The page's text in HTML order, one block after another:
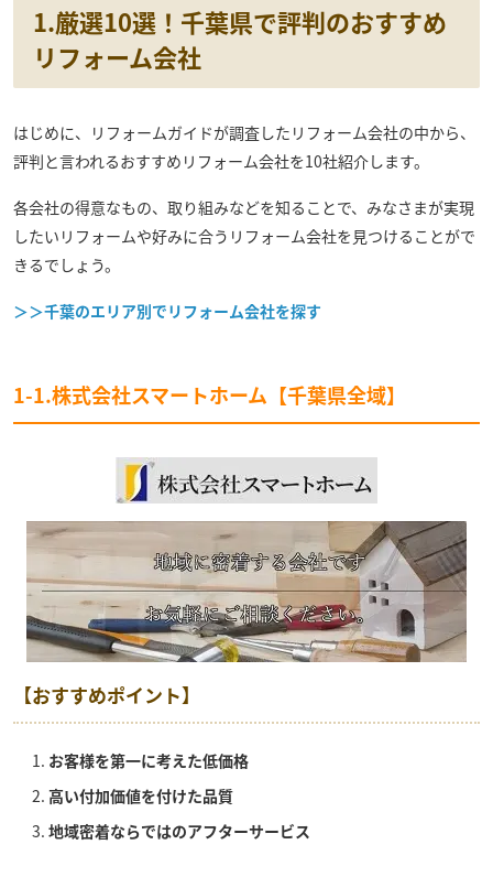
1.厳選10選！千葉県で評判のおすすめ
リフォーム会社
はじめに、リフォームガイドが調査したリフォーム会社の中から、
評判と言われるおすすめリフォーム会社を10社紹介します。
各会社の得意なもの、取り組みなどを知ることで、みなさまが実現
したいリフォームや好みに合うリフォーム会社を見つけることがで
きるでしょう。
＞＞千葉のエリア別でリフォーム会社を探す
1-1.株式会社スマートホーム【千葉県全域】
【おすすめポイント】
お客様を第一に考えた低価格
高い付加価値を付けた品質
地域密着ならではのアフターサービス